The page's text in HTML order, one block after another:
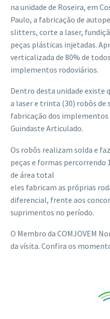
na unidade de Roseira, em
Paulo, a fabricação de
slitters, corte a laser,
peças plásticas injetadas.
verticalizada de 80% de
implementos rodoviários.
Dentro desta unidade existe
a laser e trinta (30) robôs de
fabricação dos implementos
Guindaste Articulado.
Os robôs realizam solda e
peças e formas percorrendo
de área total
eles fabricam as próprias
diferencial, frente aos
suprimentos no período.
O Membro da COMJOVEM
da vísita. Confira os